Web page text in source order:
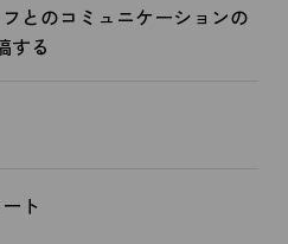
とのコミュニケーションの
する
ト